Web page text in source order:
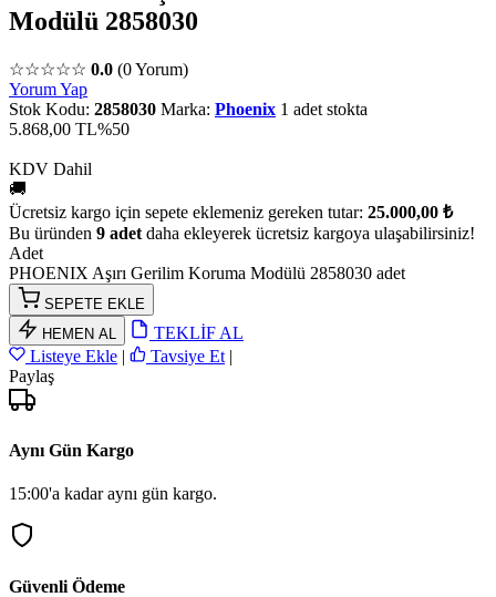
Modülü 2858030
☆☆☆☆☆ 0.0 (0 Yorum)
Yorum Yap
Stok Kodu: 2858030 Marka: Phoenix 1 adet stokta
5.868,00 TL%50
KDV Dahil
🚚
Ücretsiz kargo için sepete eklemeniz gereken tutar: 25.000,00 ₺
Bu üründen 9 adet daha ekleyerek ücretsiz kargoya ulaşabilirsiniz!
Adet
PHOENIX Aşırı Gerilim Koruma Modülü 2858030 adet
SEPETE EKLE
HEMEN AL
TEKLİF AL
Listeye Ekle | Tavsiye Et |
Paylaş
Aynı Gün Kargo
15:00'a kadar aynı gün kargo.
Güvenli Ödeme